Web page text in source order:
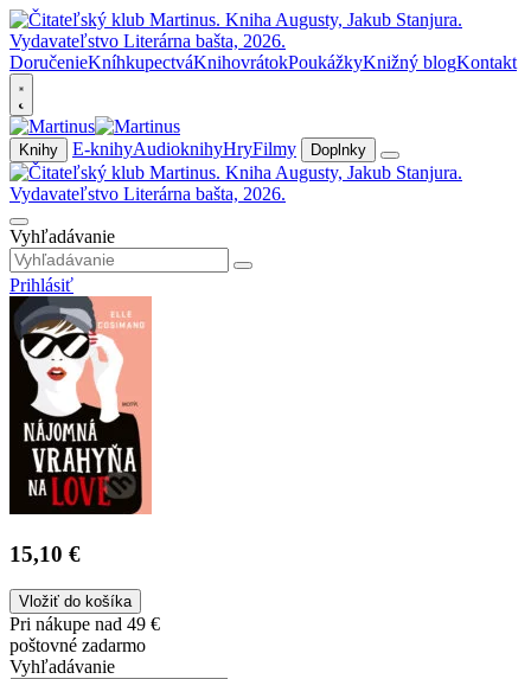
DoručenieKníhkupectváKnihovrátokPoukážkyKnižný blogKontakt
Knihy E-knihyAudioknihyHryFilmy Doplnky
Vyhľadávanie
Prihlásiť
15,10 €
Vložiť do košíka
Pri nákupe nad 49 €
poštovné zadarmo
Vyhľadávanie